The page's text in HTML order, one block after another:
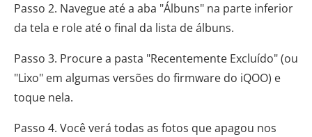
Passo 2. Navegue até a aba "Álbuns" na parte inferior
da tela e role até o final da lista de álbuns.
Passo 3. Procure a pasta "Recentemente Excluído" (ou
"Lixo" em algumas versões do firmware do iQOO) e
toque nela.
Passo 4. Você verá todas as fotos que apagou nos